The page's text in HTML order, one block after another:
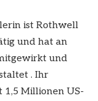
ist Rothwell
und hat an
und
. Ihr
1,5 Millionen US-